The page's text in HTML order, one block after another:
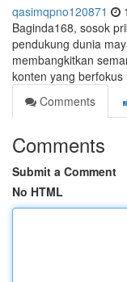
qasimqpno120871
Baginda168, sosok
pendukung dunia
membangkitkan
konten yang berfokus
Comments
Comments
Submit a Comment
No HTML